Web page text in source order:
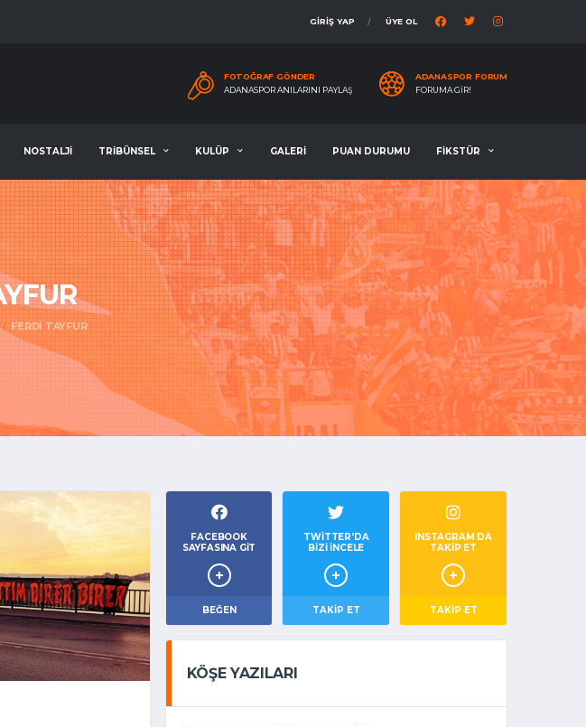
GİRİŞ YAP ÜYE OL
FOTOĞRAF GÖNDER
ADANASPOR ANILARINI PAYLAŞ
ADANASPOR FORUM
FORUMA GIR!
NOSTALJİ TRİBÜNSEL KULÜP GALERİ PUAN DURUMU FİKSTÜR
FERDI TAYFUR
FACEBOOK
SAYFASINA GIT
BEĞEN
TWITTER'DA
BIZI İNCELE
TAKIP ET
INSTAGRAM DA
TAKİP ET
TAKİP ET
KÖŞE YAZILARI